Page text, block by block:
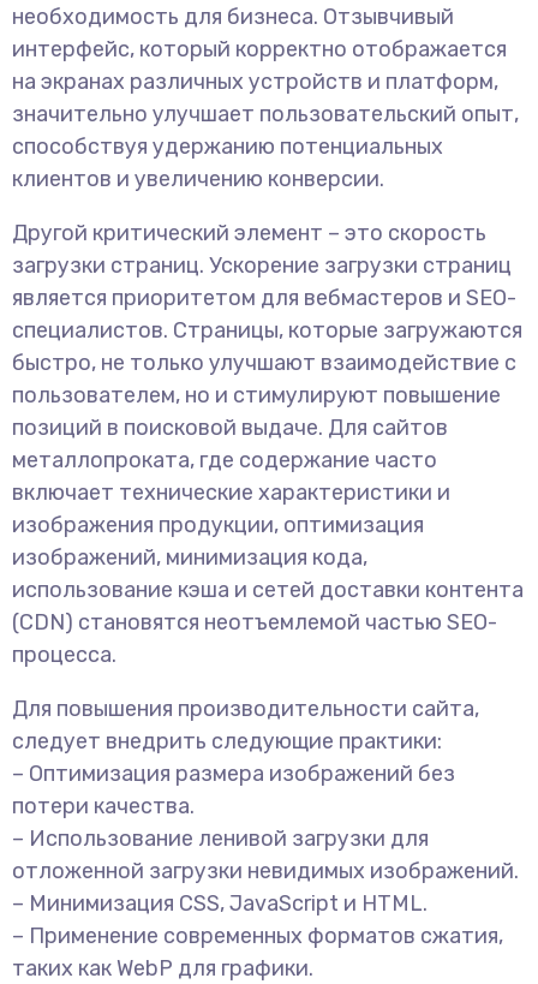
необходимость для бизнеса. Отзывчивый
интерфейс, который корректно отображается
на экранах различных устройств и платформ,
значительно улучшает пользовательский опыт,
способствуя удержанию потенциальных
клиентов и увеличению конверсии.
Другой критический элемент – это скорость
загрузки страниц. Ускорение загрузки страниц
является приоритетом для вебмастеров и SEO-
специалистов. Страницы, которые загружаются
быстро, не только улучшают взаимодействие с
пользователем, но и стимулируют повышение
позиций в поисковой выдаче. Для сайтов
металлопроката, где содержание часто
включает технические характеристики и
изображения продукции, оптимизация
изображений, минимизация кода,
использование кэша и сетей доставки контента
(CDN) становятся неотъемлемой частью SEO-
процесса.
Для повышения производительности сайта,
следует внедрить следующие практики:
– Оптимизация размера изображений без
потери качества.
– Использование ленивой загрузки для
отложенной загрузки невидимых изображений.
– Минимизация CSS, JavaScript и HTML.
– Применение современных форматов сжатия,
таких как WebP для графики.